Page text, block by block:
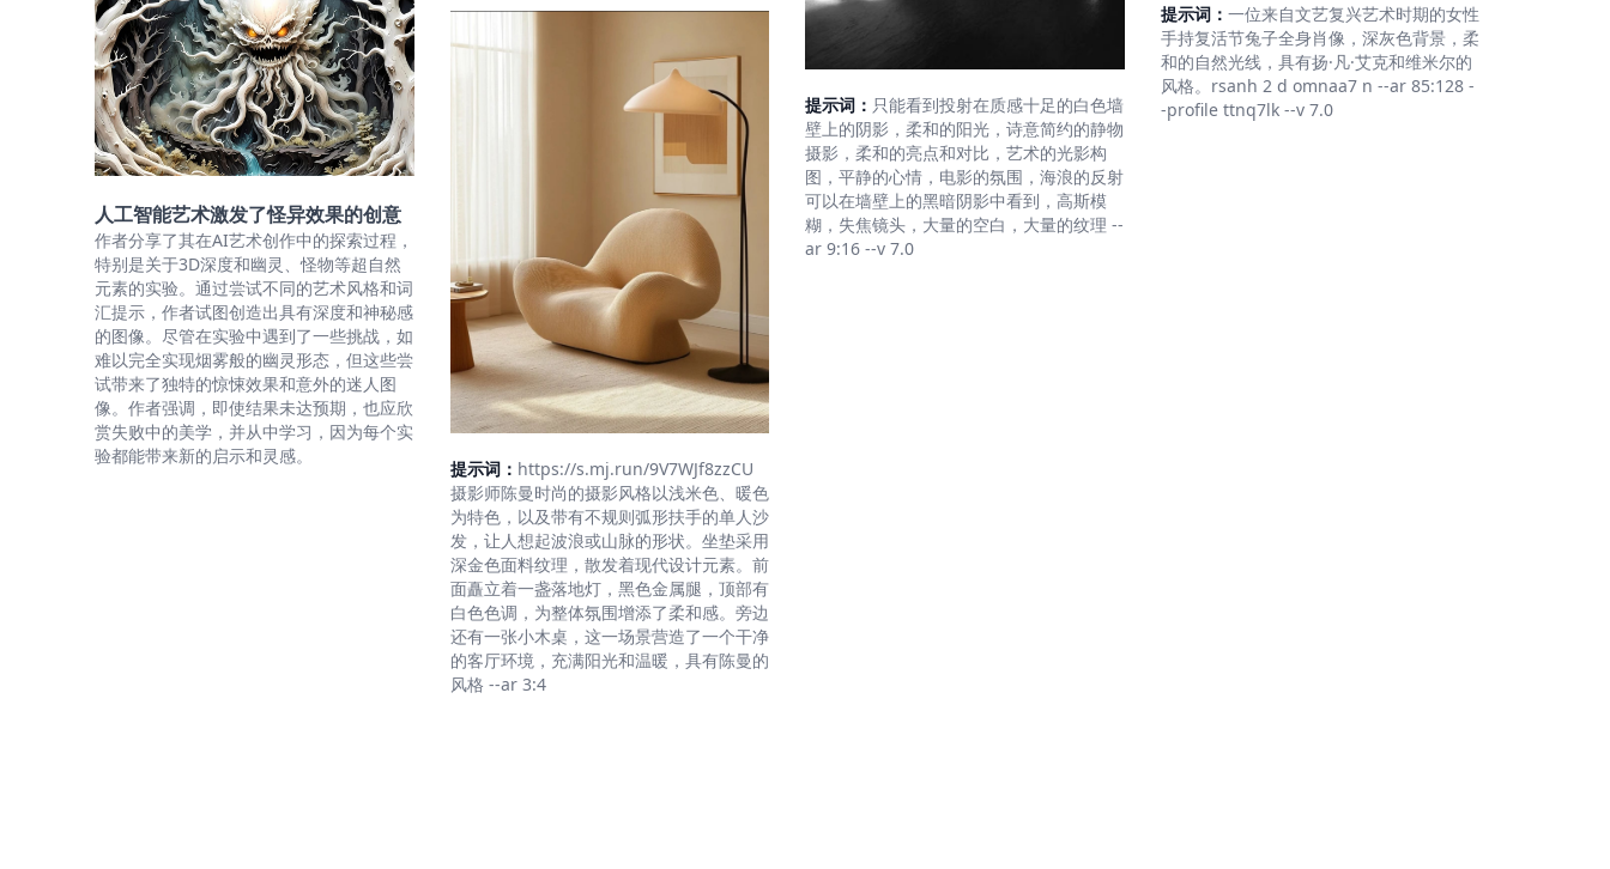
人工智能艺术激发了怪异效果的创意
作者分享了其在AI艺术创作中的探索过程，
特别是关于3D深度和幽灵、怪物等超自然
元素的实验。通过尝试不同的艺术风格和词
汇提示，作者试图创造出具有深度和神秘感
的图像。尽管在实验中遇到了一些挑战，如
难以完全实现烟雾般的幽灵形态，但这些尝
试带来了独特的惊悚效果和意外的迷人图
像。作者强调，即使结果未达预期，也应欣
赏失败中的美学，并从中学习，因为每个实
验都能带来新的启示和灵感。
提示词： https://s.mj.run/9V7WJf8zzCU
摄影师陈曼时尚的摄影风格以浅米色、暖色
为特色，以及带有不规则弧形扶手的单人沙
发，让人想起波浪或山脉的形状。坐垫采用
深金色面料纹理，散发着现代设计元素。前
面矗立着一盏落地灯，黑色金属腿，顶部有
白色色调，为整体氛围增添了柔和感。旁边
还有一张小木桌，这一场景营造了一个干净
的客厅环境，充满阳光和温暖，具有陈曼的
风格 --ar 3:4
提示词： 只能看到投射在质感十足的白色墙
壁上的阴影，柔和的阳光，诗意简约的静物
摄影，柔和的亮点和对比，艺术的光影构
图，平静的心情，电影的氛围，海浪的反射
可以在墙壁上的黑暗阴影中看到，高斯模
糊，失焦镜头，大量的空白，大量的纹理 --
ar 9:16 --v 7.0
提示词： 一位来自文艺复兴艺术时期的女性
手持复活节兔子全身肖像，深灰色背景，柔
和的自然光线，具有扬·凡·艾克和维米尔的
风格。rsanh 2 d omnaa7 n --ar 85:128 -
-profile ttnq7lk --v 7.0